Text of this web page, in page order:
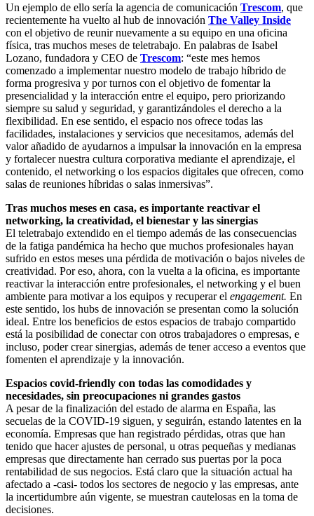
Un ejemplo de ello sería la agencia de comunicación Trescom, que
recientemente ha vuelto al hub de innovación The Valley Inside
con el objetivo de reunir nuevamente a su equipo en una oficina
física, tras muchos meses de teletrabajo. En palabras de Isabel
Lozano, fundadora y CEO de Trescom: “este mes hemos
comenzado a implementar nuestro modelo de trabajo híbrido de
forma progresiva y por turnos con el objetivo de fomentar la
presencialidad y la interacción entre el equipo, pero priorizando
siempre su salud y seguridad, y garantizándoles el derecho a la
flexibilidad. En ese sentido, el espacio nos ofrece todas las
facilidades, instalaciones y servicios que necesitamos, además del
valor añadido de ayudarnos a impulsar la innovación en la empresa
y fortalecer nuestra cultura corporativa mediante el aprendizaje, el
contenido, el networking o los espacios digitales que ofrecen, como
salas de reuniones híbridas o salas inmersivas”.
Tras muchos meses en casa, es importante reactivar el
networking, la creatividad, el bienestar y las sinergias
El teletrabajo extendido en el tiempo además de las consecuencias
de la fatiga pandémica ha hecho que muchos profesionales hayan
sufrido en estos meses una pérdida de motivación o bajos niveles de
creatividad. Por eso, ahora, con la vuelta a la oficina, es importante
reactivar la interacción entre profesionales, el networking y el buen
ambiente para motivar a los equipos y recuperar el engagement. En
este sentido, los hubs de innovación se presentan como la solución
ideal. Entre los beneficios de estos espacios de trabajo compartido
está la posibilidad de conectar con otros trabajadores o empresas, e
incluso, poder crear sinergias, además de tener acceso a eventos que
fomenten el aprendizaje y la innovación.
Espacios covid-friendly con todas las comodidades y
necesidades, sin preocupaciones ni grandes gastos
A pesar de la finalización del estado de alarma en España, las
secuelas de la COVID-19 siguen, y seguirán, estando latentes en la
economía. Empresas que han registrado pérdidas, otras que han
tenido que hacer ajustes de personal, u otras pequeñas y medianas
empresas que directamente han cerrado sus puertas por la poca
rentabilidad de sus negocios. Está claro que la situación actual ha
afectado a -casi- todos los sectores de negocio y las empresas, ante
la incertidumbre aún vigente, se muestran cautelosas en la toma de
decisiones.